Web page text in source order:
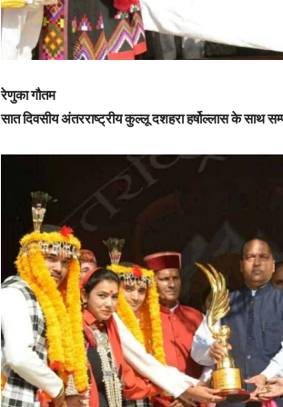
रेणुका गौतम
सात दिवसीय अंतरराष्ट्रीय कुल्लू दशहरा हर्षोल्लास के साथ